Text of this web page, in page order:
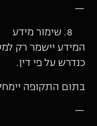
—
שימור מידע
המידע יישמר רק
כנדרש על פי דין.
בתום התקופה
—